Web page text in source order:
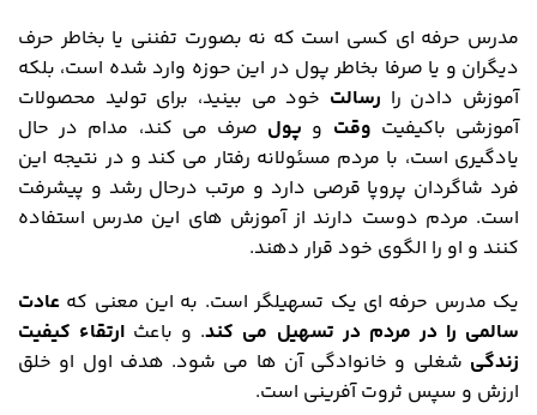
مدرس حرفه ای کسی است که نه بصورت تفننی یا بخاطر حرف
دیگران و یا صرفا بخاطر پول در این حوزه وارد شده است، بلکه
آموزش دادن را رسالت خود می بینید، برای تولید محصولات
آموزشی باکیفیت وقت و پول صرف می کند، مدام در حال
یادگیری است، با مردم مسئولانه رفتار می کند و در نتیجه این
فرد شاگردان پروپا قرصی دارد و مرتب درحال رشد و پیشرفت
است. مردم دوست دارند از آموزش های این مدرس استفاده
کنند و او را الگوی خود قرار دهند.
یک مدرس حرفه ای یک تسهیلگر است. به این معنی که عادت
سالمی را در مردم در تسهیل می کند. و باعث ارتقاء کیفیت
زندگی شغلی و خانوادگی آن ها می شود. هدف اول او خلق
ارزش و سپس ثروت آفرینی است.